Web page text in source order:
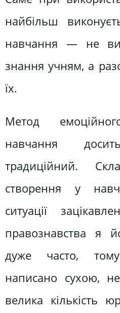
найбільш
навчання — не
знання учням, а
їх.
Метод
навчання
традиційний.
створення у
ситуації
правознавства я
дуже часто,
написано сухою,
велика кількість